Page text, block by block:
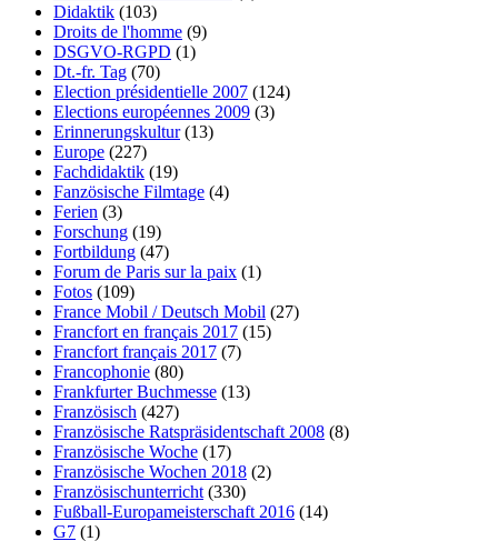
Didaktik (103)
Droits de l'homme (9)
DSGVO-RGPD (1)
Dt.-fr. Tag (70)
Election présidentielle 2007 (124)
Elections européennes 2009 (3)
Erinnerungskultur(13)
Europe (227)
Fachdidaktik (19)
Fanzösische Filmtage (4)
Ferien (3)
Forschung (19)
Fortbildung (47)
Forum de Paris sur la paix (1)
Fotos (109)
France Mobil / Deutsch Mobil (27)
Francfort en français 2017 (15)
Francfort français 2017 (7)
Francophonie (80)
Frankfurter Buchmesse (13)
Französisch (427)
Französische Ratspräsidentschaft 2008 (8)
Französische Woche (17)
Französische Wochen 2018 (2)
Französischunterricht(330)
Fußball-Europameisterschaft 2016 (14)
G7 (1)